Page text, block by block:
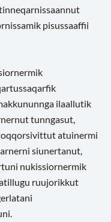
pisussaaffii
ilaallutik
tunngasut,
atuinermi
siunertanut,
nukissiornermik
ruujorikkut